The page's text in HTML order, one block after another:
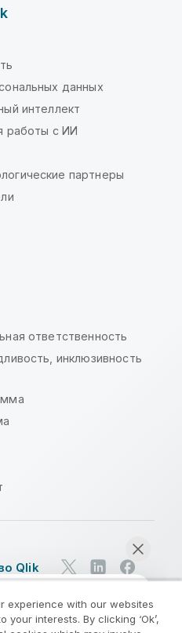
данных
интеллект
работы с ИИ
партнеры
ответственность
инклюзивность
Qlik
experience with our websites
interests. By clicking ‘Ok’,